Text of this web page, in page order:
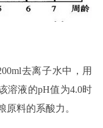
去离子水中，用
溶液的pH值为4.0时
原料的系酸力。